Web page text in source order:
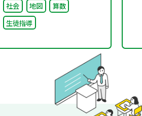
社会
地図
算数
生徒指導